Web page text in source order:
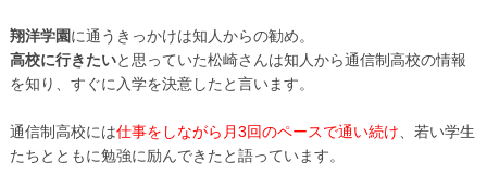
翔洋学園に通うきっかけは知人からの勧め。
高校に行きたいと思っていた松崎さんは知人から通信制高校の情報
を知り、すぐに入学を決意したと言います。
通信制高校には仕事をしながら月3回のペースで通い続け、若い学生
たちとともに勉強に励んできたと語っています。